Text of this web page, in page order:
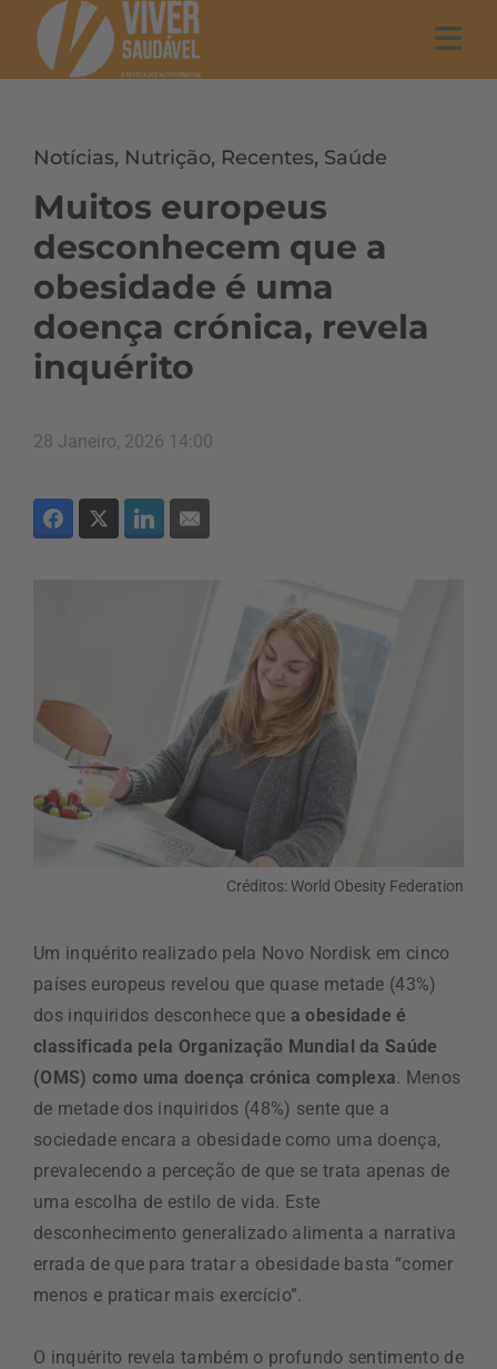
Notícias, Nutrição, Recentes, Saúde
Muitos europeus
desconhecem que a
obesidade é uma
doença crónica, revela
inquérito
28 Janeiro, 2026 14:00
Créditos: World Obesity Federation
Um inquérito realizado pela Novo Nordisk em cinco
países europeus revelou que quase metade (43%)
dos inquiridos desconhece que a obesidade é
classificada pela Organização Mundial da Saúde
(OMS) como uma doença crónica complexa. Menos
de metade dos inquiridos (48%) sente que a
sociedade encara a obesidade como uma doença,
prevalecendo a perceção de que se trata apenas de
uma escolha de estilo de vida. Este
desconhecimento generalizado alimenta a narrativa
errada de que para tratar a obesidade basta “comer
menos e praticar mais exercício”.
O inquérito revela também o profundo sentimento de